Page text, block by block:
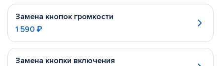
Замена кнопок громкости
1 590 ₽
Замена кнопки включения